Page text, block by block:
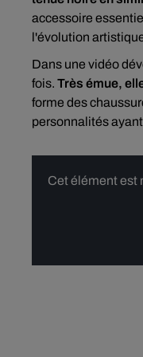
accessoire
l'évolution
Dans une vidéo
fois. Très émue,
forme des
personnalités
Cet élément est